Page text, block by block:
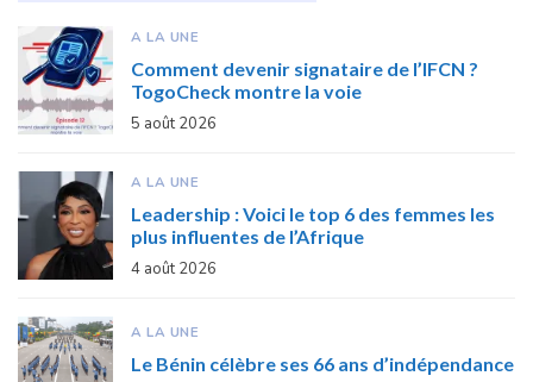
A LA UNE
Comment devenir signataire de l’IFCN ?
TogoCheck montre la voie
5 août 2026
A LA UNE
Leadership : Voici le top 6 des femmes les
plus influentes de l’Afrique
4 août 2026
A LA UNE
Le Bénin célèbre ses 66 ans d’indépendance